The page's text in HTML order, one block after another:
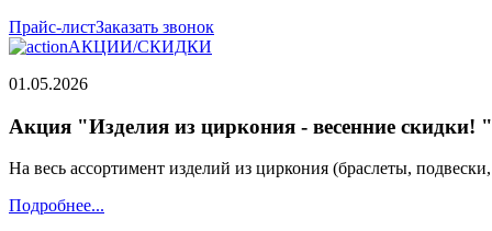
Прайс-листЗаказать звонок
АКЦИИ/СКИДКИ
01.05.2026
Акция "Изделия из циркония - весенние скидки! "
На весь ассортимент изделий из циркония (браслеты,
Подробнее...